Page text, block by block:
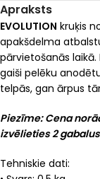
Apraksts
EVOLUTION kruķis
apakšdelma
pārvietošanās
gaiši pelēku
telpās, gan ārpus
Piezīme: Cena
izvēlieties 2
Tehniskie dati: